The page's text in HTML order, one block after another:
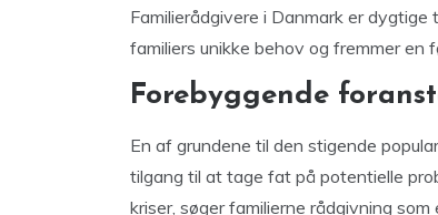
Familierådgivere i Danmark er
familiers unikke behov og fremmer en
Forebyggende
En af grundene til den stigende
tilgang til at tage fat på potentielle
kriser, søger familierne rådgivning